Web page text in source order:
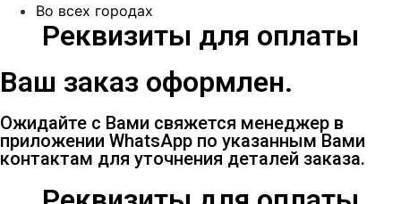
Во всех городах
Реквизиты для оплаты
Ваш заказ оформлен.
Ожидайте с Вами свяжется менеджер в
приложении WhatsApp по указанным Вами
контактам для уточнения деталей заказа.